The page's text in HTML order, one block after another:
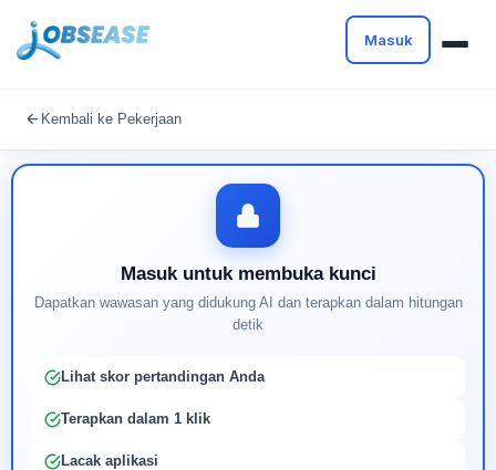
Masuk
Kembali ke Pekerjaan
Masuk untuk membuka kunci
Dapatkan wawasan yang didukung AI dan terapkan dalam hitungan
detik
Lihat skor pertandingan Anda
Terapkan dalam 1 klik
Lacak aplikasi
Buat profil Anda untuk membuka kunci pencocokan